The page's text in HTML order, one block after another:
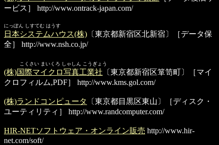
ービス］
http://www.ontrack-japan.com/
にっぽん しすてむ はうす
日本システムハウス(株) 〔東京都新宿区北新宿〕［データ保
全］
http://www.nsh.co.jp/
こくさい まいくろ しゃしん こうぎょう
(株)国際マイクロ写真工業社 〔東京都新宿区箪笥町〕［マイ
クロフィルム,PDF］
http://www.kms.gol.com/
(株)ランドコンピュータ
〔東京都目黒区東山〕［ディスク・
ユーティリティ］
http://www.randcomputer.com/
HIR-NETソフトウェア・オンライン販売 http://www.hir-
net.com/soft/